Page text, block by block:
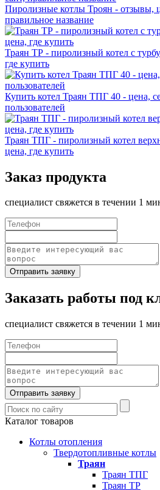
Пиролизные котлы Троян - отзывы,
правильное название
Траян ТР - пиролизный котел с
где купить
Купить котел Траян ТПГ 40 - цена,
пользователей
Траян ТПГ - пиролизный котел
цена, где купить
Заказ продукта
специалист свяжется в течении 1
Отправить заявку
Заказать работы под
специалист свяжется в течении 1
Отправить заявку
Каталог товаров
Котлы отопления
Твердотопливные котлы
Траян
Траян ТПГ
Траян ТР